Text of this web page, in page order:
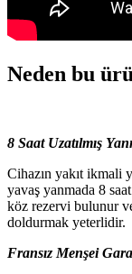
Neden bu
8 Saat Uzatılmış
Cihazın yakıt ikmali
yavaş yanmada 8
köz rezervi bulunur
doldurmak yeterlidir.
Fransız Menşei